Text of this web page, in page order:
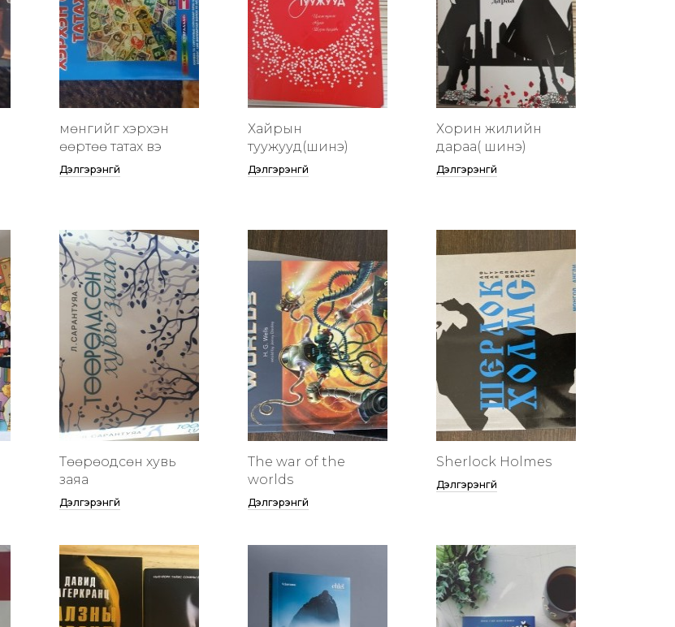
мөнгийг хэрхэн
өөртөө татах вэ
Дэлгэрэнгүй
Хайрын
туужууд(шинэ)
Дэлгэрэнгүй
Хорин жилийн
дараа( шинэ)
Дэлгэрэнгүй
Төөрөодсөн хувь
заяа
Дэлгэрэнгүй
The war of the
worlds
Дэлгэрэнгүй
Sherlock Holmes
Дэлгэрэнгүй